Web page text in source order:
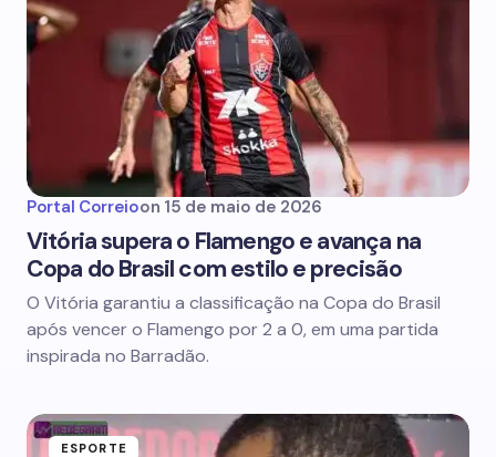
Portal Correioon 15 de maio de 2026
Vitória supera o Flamengo e avança na
Copa do Brasil com estilo e precisão
O Vitória garantiu a classificação na Copa do Brasil
após vencer o Flamengo por 2 a 0, em uma partida
inspirada no Barradão.
ESPORTE